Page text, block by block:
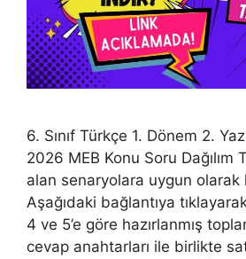
6. Sınıf Türkçe 1. Dönem 2.
2026 MEB Konu Soru Dağılım
alan senaryolara uygun olarak
Aşağıdaki bağlantıya
4 ve 5’e göre hazırlanmış
cevap anahtarları ile birlikte